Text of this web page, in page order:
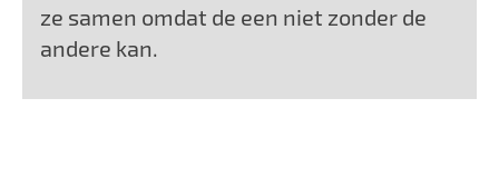
ze samen omdat de een niet zonder de
andere kan.